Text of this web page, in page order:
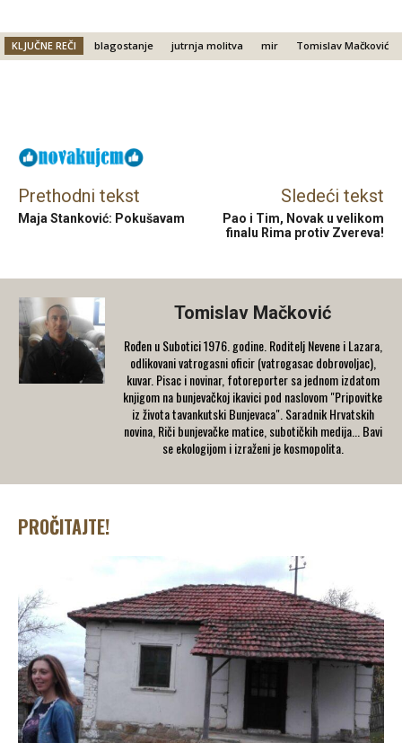
KLJUČNE REČI blagostanje jutrnja molitva mir Tomislav Mačković
Prethodni tekst
Maja Stanković: Pokušavam
Sledeći tekst
Pao i Tim, Novak u velikom
finalu Rima protiv Zvereva!
Tomislav Mačković
Rođen u Subotici 1976. godine. Roditelj Nevene i Lazara,
odlikovani vatrogasni oficir (vatrogasac dobrovoljac),
kuvar. Pisac i novinar, fotoreporter sa jednom izdatom
knjigom na bunjevačkoj ikavici pod naslovom "Pripovitke
iz života tavankutski Bunjevaca". Saradnik Hrvatskih
novina, Riči bunjevačke matice, subotičkih medija... Bavi
se ekologijom i izraženi je kosmopolita.
PROČITAJTE!